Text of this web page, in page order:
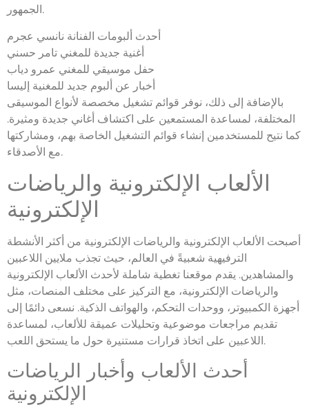
الجمهور.
أحدث ألبومات الفنانة نانسي عجرم
أغنية جديدة للمغني تامر حسني
حفل موسيقي للمغني عمرو دياب
أخبار عن ألبوم جديد للمغنية إليسا
بالإضافة إلى ذلك، نوفر قوائم تشغيل مخصصة لأنواع الموسيقى
المختلفة، لمساعدة المستمعين على اكتشاف أغاني جديدة ومثيرة.
كما نتيح للمستخدمين إنشاء قوائم التشغيل الخاصة بهم، ومشاركتها
مع الأصدقاء.
الألعاب الإلكترونية والرياضات
الإلكترونية
أصبحت الألعاب الإلكترونية والرياضات الإلكترونية من أكثر الأنشطة
الترفيهية شعبيةً في العالم، حيث تجذب ملايين اللاعبين
والمشاهدين. يقدم موقعنا تغطية شاملة لأحدث الألعاب الإلكترونية
والرياضات الإلكترونية، مع التركيز على مختلف المنصات، مثل
أجهزة الكمبيوتر، ووحدات التحكم، والهواتف الذكية. نسعى دائمًا إلى
تقديم مراجعات موضوعية وتحليلات عميقة للألعاب، لمساعدة
اللاعبين على اتخاذ قرارات مستنيرة حول ما يستحق اللعب.
أحدث الألعاب وأخبار الرياضات
الإلكترونية